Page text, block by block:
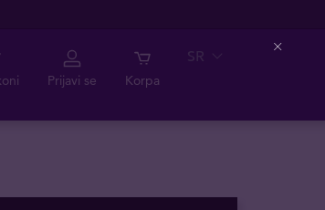
Prijavi se Korpa
SR Close